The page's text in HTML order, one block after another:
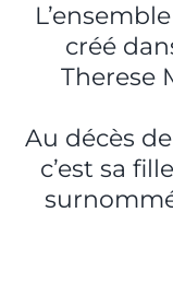
créé
Therese
Au décès
c’est sa